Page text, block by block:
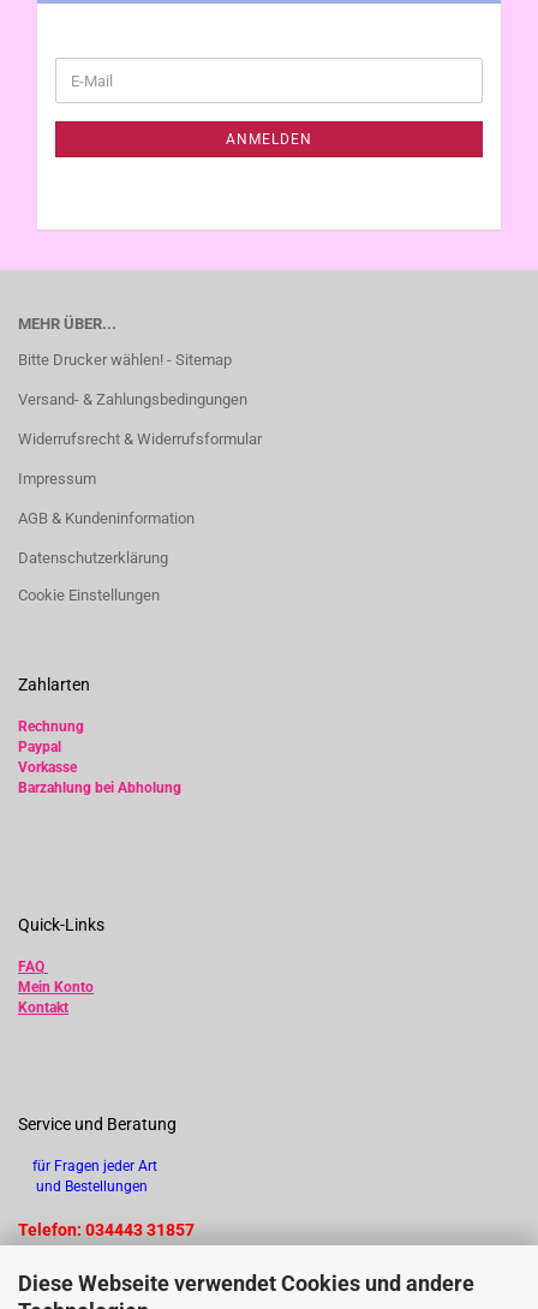
Diese Webseite verwendet Cookies und andere
ZUR
E-
Mail
ANMELDEN
MEHR ÜBER...
Bitte Drucker wählen! - Sitemap
Versand- & Zahlungsbedingungen
Widerrufsrecht & Widerrufsformular
Impressum
AGB & Kundeninformation
Datenschutzerklärung
Cookie Einstellungen
Zahlarten
Rechnung
Paypal
Vorkasse
Barzahlung bei Abholung
Quick-Links
FAQ
Mein Konto
Kontakt
Service und Beratung
für Fragen jeder Art
und Bestellungen
Telefon: 034443 31857